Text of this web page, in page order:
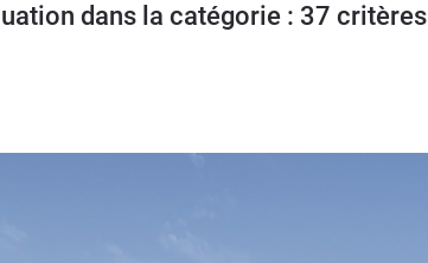
dans la catégorie : 37 critères